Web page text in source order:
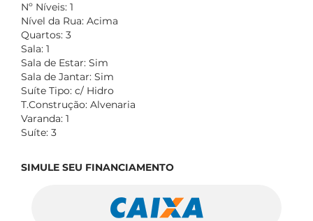
Nº Níveis: 1
Nível da Rua: Acima
Quartos: 3
Sala: 1
Sala de Estar: Sim
Sala de Jantar: Sim
Suíte Tipo: c/ Hidro
T.Construção: Alvenaria
Varanda: 1
Suíte: 3
SIMULE SEU FINANCIAMENTO